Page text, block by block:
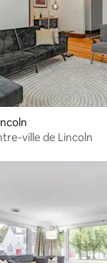
ville de Lincoln